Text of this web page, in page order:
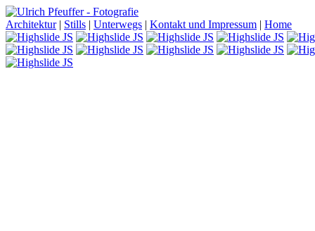
Architektur| Stills | Unterwegs | Kontakt und Impressum | Home